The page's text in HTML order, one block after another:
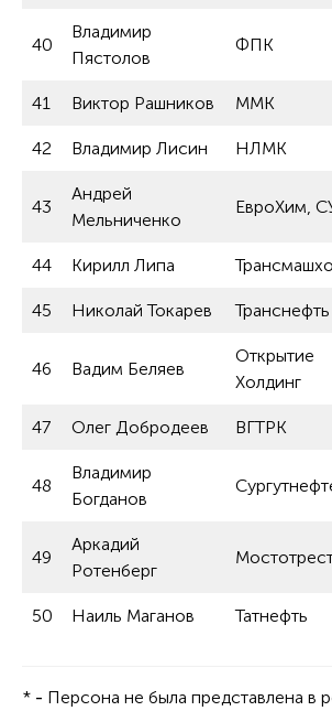
40
Владимир
Пястолов
ФПК
41 Виктор Рашников ММК
42 Владимир Лисин НЛМК
43
Андрей
Мельниченко
ЕвроХим,
44 Кирилл Липа
45 Николай Токарев Транснефть
46 Вадим Беляев
Открытие
Холдинг
47 Олег Добродеев ВГТРК
48
Владимир
Богданов
49
Аркадий
Ротенберг
50 Наиль Маганов Татнефть
* - Персона не была представлена в